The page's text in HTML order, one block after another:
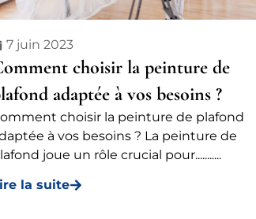
7 juin 2023
choisir la peinture de
adaptée à vos besoins ?
choisir la peinture de plafond
à vos besoins ? La peinture de
joue un rôle crucial pour...........
la suite